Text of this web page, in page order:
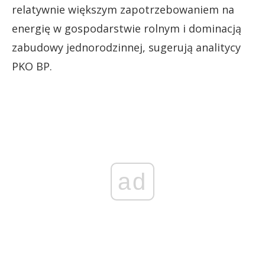
relatywnie większym zapotrzebowaniem na
energię w gospodarstwie rolnym i dominacją
zabudowy jednorodzinnej, sugerują analitycy
PKO BP.
ad